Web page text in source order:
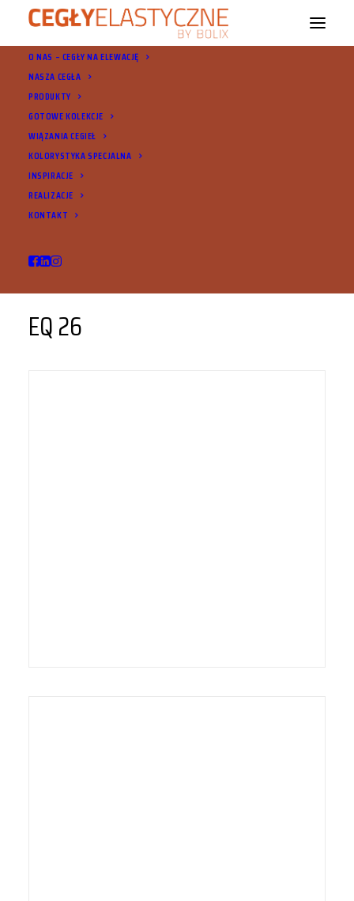
O NAS – CEGŁY NA ELEWACJĘ
NASZA CEGŁA
PRODUKTY
GOTOWE KOLEKCJE
WIĄZANIA CEGIEŁ
KOLORYSTYKA SPECJALNA
INSPIRACJE
REALIZACJE
KONTAKT
EQ 26